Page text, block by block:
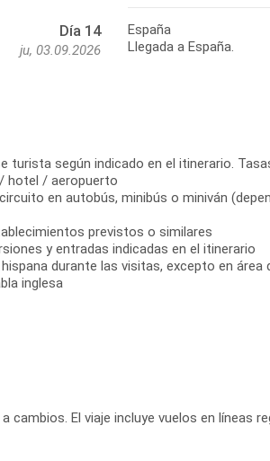
Día 14
ju, 03.09.2026
España
Llegada a España.
turista según indicado en el itinerario.
hotel / aeropuerto
en autobús, minibús o miniván
previstos o similares
y entradas indicadas en el itinerario
durante las visitas, excepto en área
inglesa
El viaje incluye vuelos en líneas